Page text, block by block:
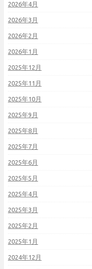
2026年4月
2026年3月
2026年2月
2026年1月
2025年12月
2025年11月
2025年10月
2025年9月
2025年8月
2025年7月
2025年6月
2025年5月
2025年4月
2025年3月
2025年2月
2025年1月
2024年12月